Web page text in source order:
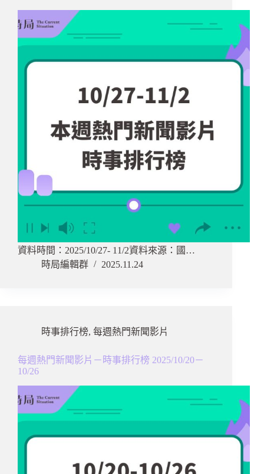
資料時間：2025/10/27- 11/2資料來源：國…
時局編輯群
2025.11.24
時事排行榜, 每週熱門新聞影片
每週熱門新聞影片－時事排行榜 2025/10/20－
10/26